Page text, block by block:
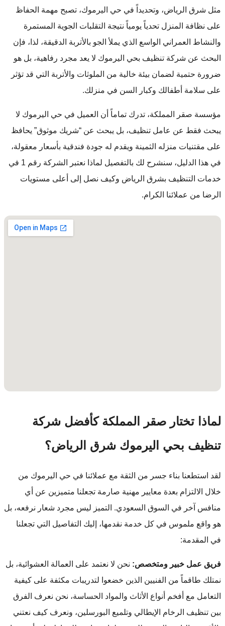
مثل شرق الرياض، وتحديداً في حي اليرموك، تصبح مهمة الحفاظ
على نظافة المنزل تحدياً يومياً نتيجة التقلبات الجوية المستمرة
والنشاط العمراني الواسع الذي يملأ الجو بالأتربة الدقيقة، لذا، فإن
البحث عن شركة تنظيف بحي اليرموك لا يعد مجرد رفاهية، بل هو
ضرورة حتمية لضمان بيئة خالية من الملوثات والأتربة التي قد تؤثر
على سلامة أطفالك وكبار السن في منزلك.
مؤسسة صقر المملكة، تدرك تماماً أن العميل في حي اليرموك لا
يبحث فقط عن عامل تنظيف، بل يبحث عن “شريك موثوق” يحافظ
على مقتنيات منزله الثمينة ويقدم له جودة فندقية بأسعار معقولة،
في هذا الدليل، سنشرح لك بالتفصيل لماذا نعتبر الشركة رقم 1 في
خدمات التنظيف بشرق الرياض وكيف نصل إلى أعلى مستويات
الرضا من عملائنا الكرام.
لماذا تختار صقر المملكة كأفضل شركة
تنظيف بحي اليرموك شرق الرياض؟
لقد استطعنا بناء جسر من الثقة مع عملائنا في حي اليرموك من
خلال الالتزام بعدة معايير مهنية صارمة تجعلنا متميزين عن أي
منافس آخر في السوق السعودي. التميز ليس مجرد شعار نرفعه، بل
هو واقع ملموس في كل خدمة نقدمها، إليك التفاصيل التي تجعلنا
في المقدمة:
فريق عمل خبير ومتخصص: نحن لا نعتمد على العمالة العشوائية، بل
نمتلك طاقماً من الفنيين الذين خضعوا لتدريبات مكثفة على كيفية
التعامل مع أفخم أنواع الأثاث والمواد الحساسة، نحن نعرف الفرق
بين تنظيف الرخام الإيطالي وتلميع البورسلين، ونعرف كيف نعتني